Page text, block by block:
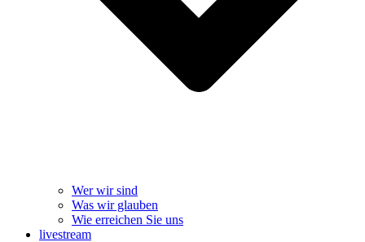
Wer wir sind
Was wir glauben
Wie erreichen Sie uns
livestream